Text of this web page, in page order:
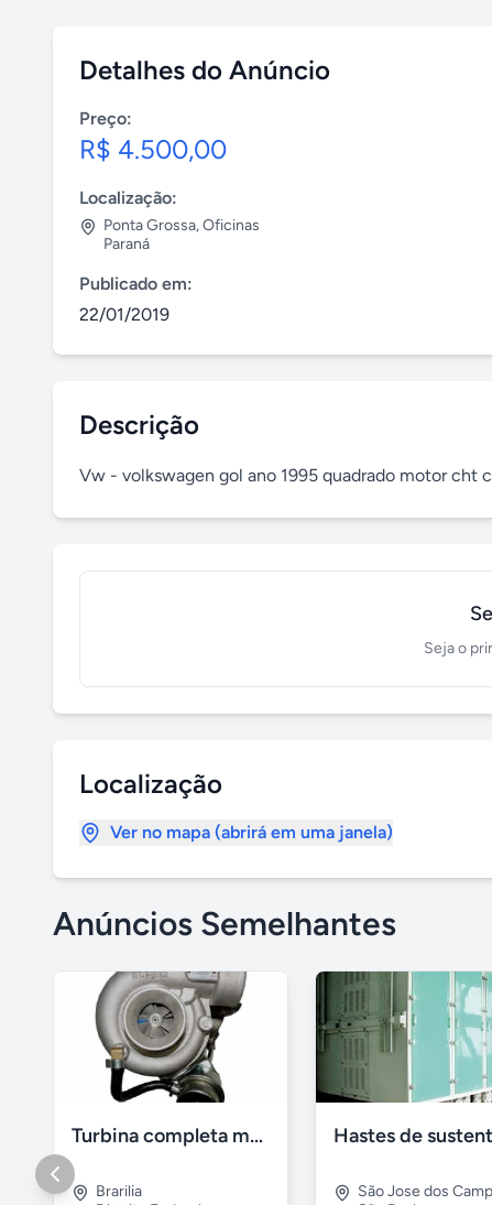
Detalhes do Anúncio
Preço:
R$ 4.500,00
Localização:
Ponta Grossa,Oficinas
Paraná
Publicado em:
22/01/2019
Descrição
Vw - volkswagen gol ano 1995 quadrado motor cht
Seja o
Localização
Ver no mapa (abrirá em uma janela)
Anúncios Semelhantes
Turbina completa motor maxion sprinter 310
Brarilia
São Jose dos